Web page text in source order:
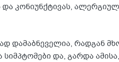
კონიუნქტივას,
დამაბნეველია, რადგან
და, გარდა